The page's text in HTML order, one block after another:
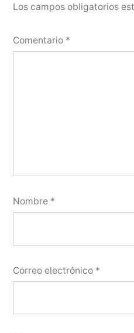
Los campos obligatorios
Comentario *
Nombre *
Correo electrónico *